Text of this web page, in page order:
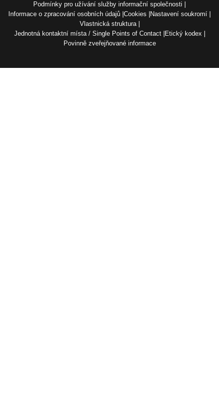
Podmínky pro užívání služby informační společnosti
Informace o zpracování osobních údajů Cookies
Nastavení soukromí
Vlastnická struktura
Jednotná kontaktní místa / Single Points of Contact
Etický kodex
Povinně zveřejňované informace